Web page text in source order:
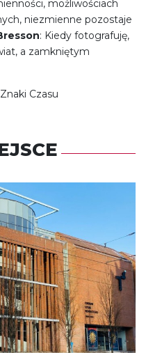
możliwościach
niezmienne pozostaje
: Kiedy fotografuję,
a zamkniętym
Czasu